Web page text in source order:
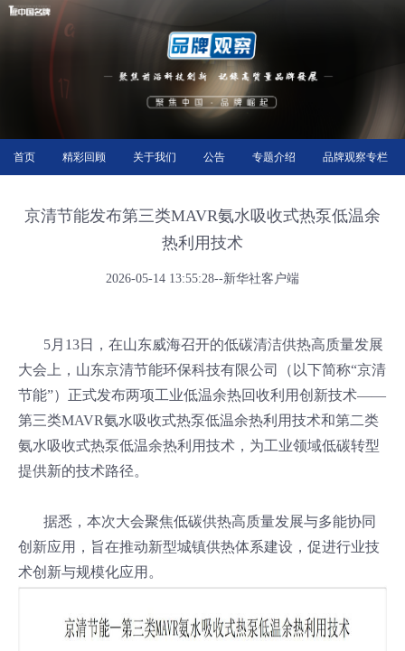
首页 精彩回顾 关于我们 公告 专题介绍 品牌观察专栏
京清节能发布第三类MAVR氨水吸收式热泵低温余
热利用技术
2026-05-14 13:55:28--新华社客户端
5月13日，在山东威海召开的低碳清洁供热高质量发展
大会上，山东京清节能环保科技有限公司（以下简称“京清
节能”）正式发布两项工业低温余热回收利用创新技术——
第三类MAVR氨水吸收式热泵低温余热利用技术和第二类
氨水吸收式热泵低温余热利用技术，为工业领域低碳转型
提供新的技术路径。
据悉，本次大会聚焦低碳供热高质量发展与多能协同
创新应用，旨在推动新型城镇供热体系建设，促进行业技
术创新与规模化应用。